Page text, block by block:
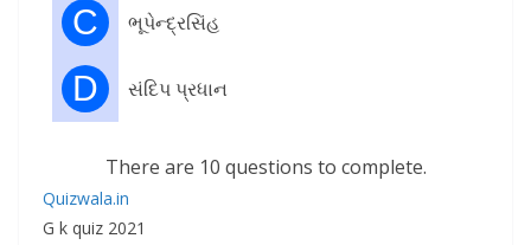
C ભૂપેન્દ્રસિંહ
D સંદિપ પ્રધાન
There are 10 questions to complete.
Quizwala.in
G k quiz 2021